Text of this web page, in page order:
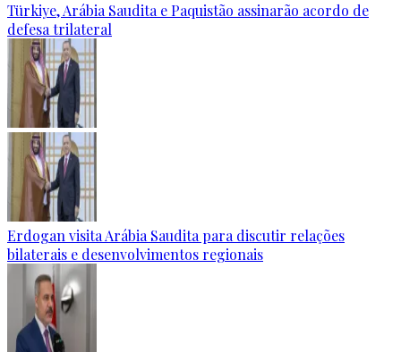
Türkiye, Arábia Saudita e Paquistão assinarão acordo de
defesa trilateral
Erdogan visita Arábia Saudita para discutir relações
bilaterais e desenvolvimentos regionais